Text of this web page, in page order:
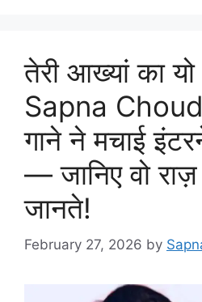
तेरी आख्यां का
Sapna
गाने ने मचाई
— जानिए वो
जानते!
February 27, 2026 by